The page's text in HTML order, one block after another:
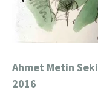
Ahmet Metin
2016